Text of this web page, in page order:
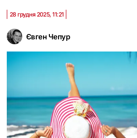
Євген Чепур
28 грудня 2025, 11:21